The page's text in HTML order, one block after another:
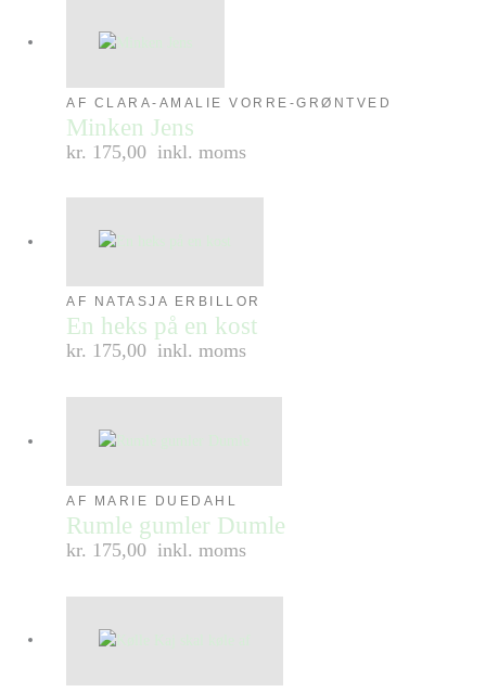
AF CLARA-AMALIE VORRE-GRØNTVED
Minken Jens
kr. 175,00 inkl. moms
AF NATASJA ERBILLOR
En heks på en kost
kr. 175,00 inkl. moms
AF MARIE DUEDAHL
Rumle gumler Dumle
kr. 175,00 inkl. moms